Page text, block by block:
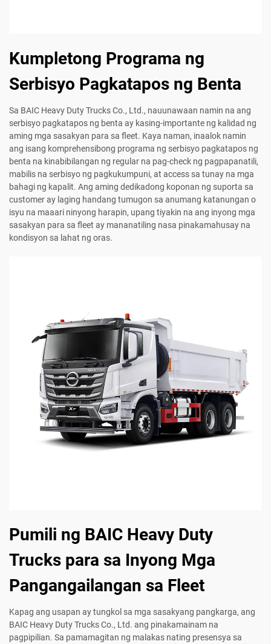
Kumpletong Programa ng
Serbisyo Pagkatapos ng Benta
Sa BAIC Heavy Duty Trucks Co., Ltd., nauunawaan namin na ang
serbisyo pagkatapos ng benta ay kasing-importante ng kalidad ng
aming mga sasakyan para sa fleet. Kaya naman, inaalok namin
ang isang komprehensibong programa ng serbisyo pagkatapos ng
benta na kinabibilangan ng regular na pag-check ng pagpapanatili,
mabilis na serbisyo ng pagkukumpuni, at access sa tunay na mga
bahagi ng kapalit. Ang aming dedikadong koponan ng suporta sa
customer ay laging handang tumugon sa anumang katanungan o
isyu na maaari ninyong harapin, upang tiyakin na ang inyong mga
sasakyan para sa fleet ay mananatiling nasa pinakamahusay na
kondisyon sa lahat ng oras.
Pumili ng BAIC Heavy Duty
Trucks para sa Inyong Mga
Pangangailangan sa Fleet
Kapag ang usapan ay tungkol sa mga sasakyang pangkarga, ang
BAIC Heavy Duty Trucks Co., Ltd. ang pinakamainam na
pagpipilian. Sa pamamagitan ng malakas nating presensya sa